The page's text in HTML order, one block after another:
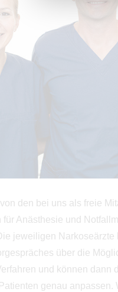
den bei uns als freie
für Anästhesie und
jeweiligen
über die
und können dann
genau